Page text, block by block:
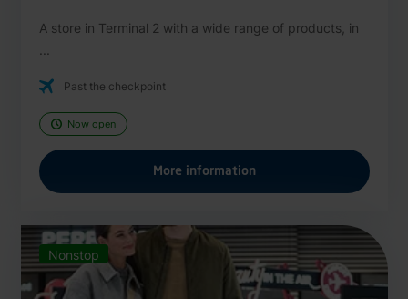
A store in Terminal 2 with a wide range of products, in
Past the checkpoint
Now open
More information
Nonstop